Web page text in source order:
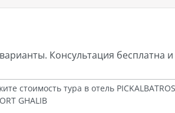
Консультация бесплатна и